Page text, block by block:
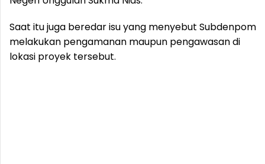
Saat itu juga beredar isu yang menyebut Subdenpom
melakukan pengamanan maupun pengawasan di
lokasi proyek tersebut.